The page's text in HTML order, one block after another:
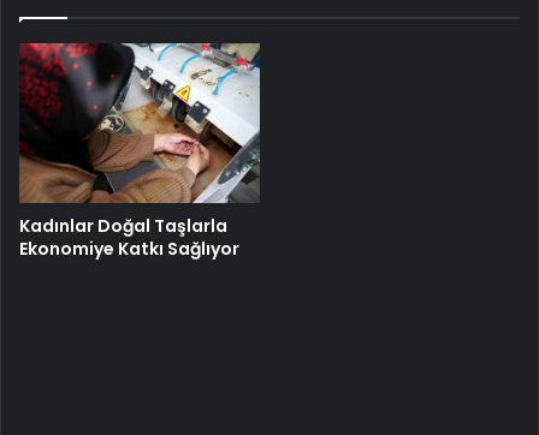
Kadınlar Doğal Taşlarla
Ekonomiye Katkı Sağlıyor